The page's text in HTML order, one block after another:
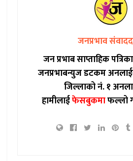
जनप्रभाव
जन प्रभाब साप्ताहिक
जनप्रभाबन्युज डटकम
जिल्लाको नं. १
हामीलाईफेसबुकमाफल्लो